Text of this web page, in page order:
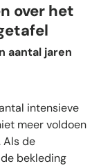
over het
aantal jaren
intensieve
meer voldoen
Als de
bekleding